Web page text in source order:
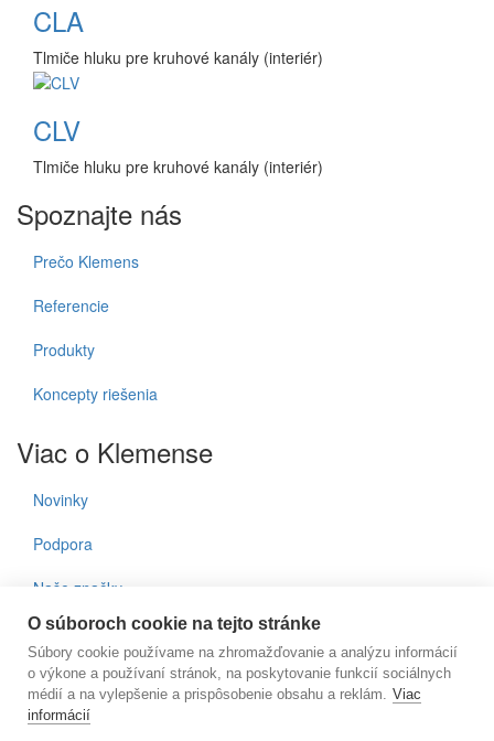
CLA
Tlmiče hluku pre kruhové kanály (interiér)
CLV
Tlmiče hluku pre kruhové kanály (interiér)
Spoznajte nás
Prečo Klemens
Referencie
Produkty
Koncepty riešenia
Viac o Klemense
Novinky
Podpora
Naše značky
Kontakty
Prihlásenie do noviniek
E-mail
O súboroch cookie na tejto stránke
Súbory cookie používame na zhromažďovanie a analýzu informácií
o výkone a používaní stránok, na poskytovanie funkcií sociálnych
médií a na vylepšenie a prispôsobenie obsahu a reklám. Viac
informácií